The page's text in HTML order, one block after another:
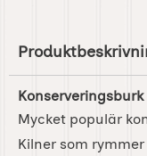
Mycket populär
Kilner som rymmer